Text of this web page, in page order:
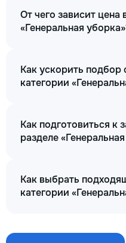
От чего зависит цена
«Генеральная
Как ускорить подбор
категории
Как подготовиться к
разделе
Как выбрать
категории